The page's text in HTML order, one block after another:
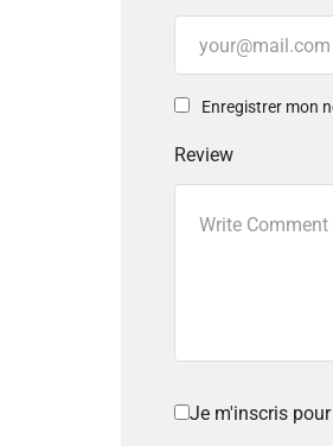
Enregistrer mon
Review
Je m'inscris